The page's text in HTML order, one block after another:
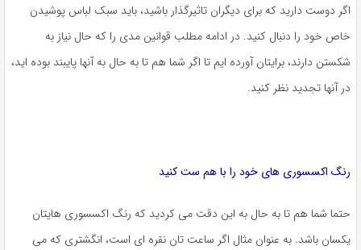
اگر دوست دارید که برای دیگران تاثیرگذار باشید، باید سبک لباس پوشیدن
خاص خود را دنبال کنید. در ادامه مطلب قوانین مدی را که حال نیاز به
شکستن دارند، برایتان آورده ایم تا اگر شما هم تا به حال به آنها پایبند بوده اید،
در آنها تجدید نظر کنید.
رنگ اکسسوری های خود را با هم ست کنید
حتما شما هم تا به حال به این دقت می کردید که رنگ اکسسوری هایتان
یکسان باشد. به عنوان مثال اگر ساعت تان نقره ای است، انگشتری که می